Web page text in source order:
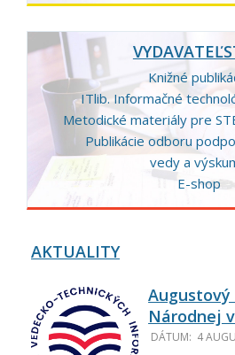
Knižné
ITlib. Informačné
Metodické materiály pre
Publikácie odboru
vedy a
E-shop
AKTUALITY
Národnej
DÁTUM: 4